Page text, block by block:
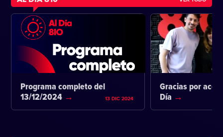
Programa completo del
13/12/2024
13 DIC 2024
Gracias por
Día